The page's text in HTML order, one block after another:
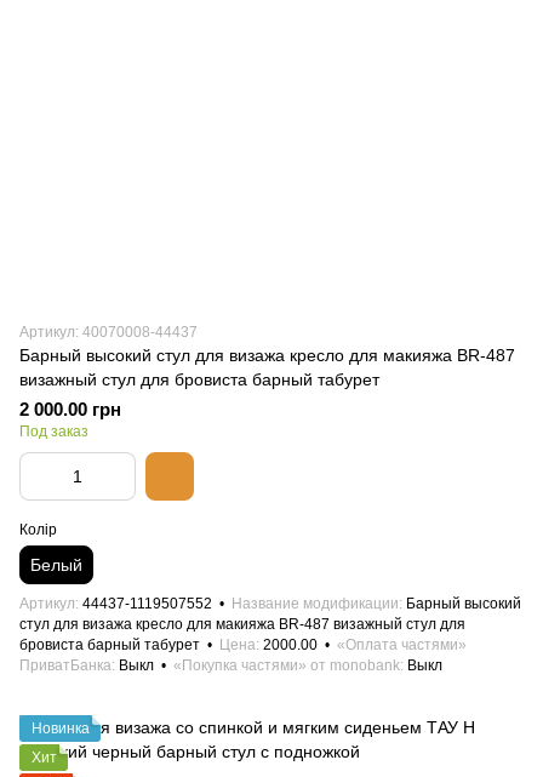
Артикул: 40070008-44437
Барный высокий стул для визажа кресло для макияжа BR-487
визажный стул для бровиста барный табурет
2 000.00 грн
Под заказ
Колір
Белый
Артикул 44437-1119507552 Название модификации
Барный высокий
стул для визажа кресло для макияжа BR-487 визажный стул для
бровиста барный табурет
Цена 2000.00
«Оплата частями»
ПриватБанка Выкл «Покупка частями» от monobank Выкл
Новинка
Хит